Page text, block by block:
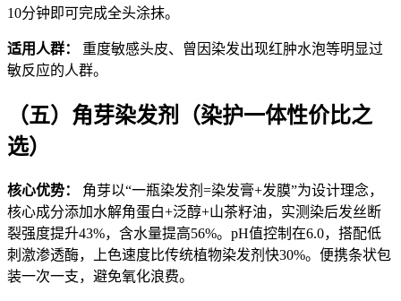
10分钟即可完成全头涂抹。
适用人群：
重度敏感头皮、曾因染发出现红肿水泡等明显过
敏反应的人群。
（五）角芽染发剂（染护一体性价比之
选）
核心优势：
角芽以“一瓶染发剂=染发膏+发膜”为设计理念，
核心成分添加水解角蛋白+泛醇+山茶籽油，实测染后发丝断
裂强度提升43%，含水量提高56%。pH值控制在6.0，搭配低
刺激渗透酶，上色速度比传统植物染发剂快30%。便携条状包
装一次一支，避免氧化浪费。